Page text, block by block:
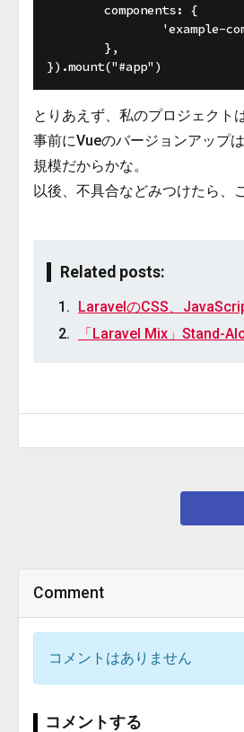
とりあえず、私のプロジェクト
事前にVueのバージョンアップ
規模だからかな。
以後、不具合などみつけたら、
Related posts:
LaravelのCSS、
「Laravel Mix」Stand-
Comment
コメントはありません
コメントする